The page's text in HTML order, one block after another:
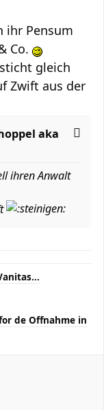
ihr Pensum
Co.
gleich
Zwift aus der
aka
ihren Anwalt
de Offnahme in